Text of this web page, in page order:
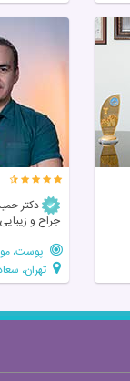
دکتر
جراح و زیبایی
پوست،
تهران،